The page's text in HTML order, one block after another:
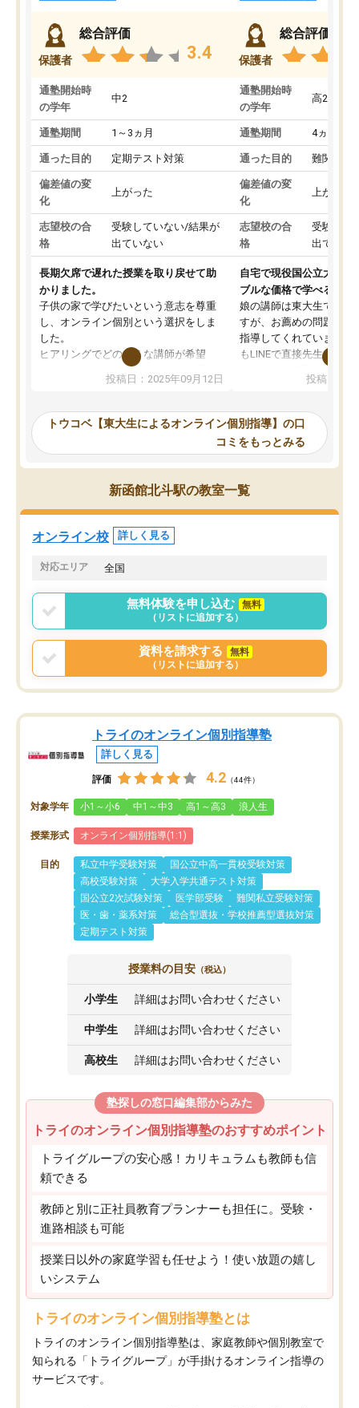
保護者
総合評価
3.4
通塾開始時
の学年
中2
通塾期間 1～3ヵ月
通った目的 定期テスト対策
偏差値の変
化
上がった
志望校の合
格
受験していない/結果が
出ていない
長期欠席で遅れた授業を取り戻せて助
かりました。
子供の家で学びたいという意志を尊重
し、オンライン個別という選択をしま
した。
ヒアリングでどのような講師が希望
か、オプションは付帯するかなど選ぶ
事が出来ました。
ーティングを行い、その講師で良いか
見てから講師を決定する事ができま
す。
うちの子は、初回面談の講師の方で決
オンラインツールを使用した単語帳の
共有があり宿題もそちらで出される形
でした。
言う事で講師変更の申し出があり、あ
まりに短期での変更だった為、塾に通
う事にして退会しました。遅れも取り
戻せ、授業内容や講師の方は良かった
と思います。
投稿日：2025年09月12日
保護者
総合評価
通塾開始時
の学年
高2
通塾期間 4ヵ月～1
通った目的 難関私立
偏差値の変
化
上がった
志望校の合
格
受験して
出ていな
自宅で現役国公立大学生
ブルな価格で学べる
娘の講師は東大生では無
すが、お薦めの問題集や
指導してくれています。
もLINEで直接先生に質問
めれるので、個人に合
いなのがあり(有料)、受
ことをどんなスケジュー
くか相談したのですが、
ち期待したものではなく
内容でした。それでも明
やる気も出ましたし、苦
くなってきたようなので
投稿日：
トウコベ【東大生によるオンライン個別指導】の口
コミをもっとみる
新函館北斗駅の教室一覧
オンライン校 詳しく見る
対応エリア 全国
無料体験を申し込む
無料
（リストに追加する）
資料を請求する
無料
（リストに追加する）
トライのオンライン個別指導塾
詳しく見る
評価 4.2 （44件）
対象学年 小1～小6 中1～中3 高1～高3 浪人生
授業形式 オンライン個別指導(1:1)
目的 私立中学受験対策
国公立中高一貫校受験対策
高校受験対策
大学入学共通テスト対策
国公立2次試験対策
医学部受験
難関私立受験対策
医・歯・薬系対策
総合型選抜・学校推薦型選抜対策
定期テスト対策
授業料の目安 （税込）
小学生 詳細はお問い合わせください
中学生 詳細はお問い合わせください
高校生 詳細はお問い合わせください
塾探しの窓口編集部からみた
トライのオンライン個別指導塾のおすすめポイント
トライグループの安心感！カリキュラムも教師も信
頼できる
教師と別に正社員教育プランナーも担任に。受験・
進路相談も可能
授業日以外の家庭学習も任せよう！使い放題の嬉し
いシステム
トライのオンライン個別指導塾とは
トライのオンライン個別指導塾は、家庭教師や個別教室で
知られる「トライグループ」が手掛けるオンライン指導の
サービスです。